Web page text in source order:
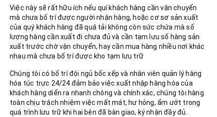
Việc này sẽ rất hữu ích nếu quí khách hàng cần vận chuyển
mà chưa bố trí được người nhận hàng, hoặc cơ sơ sản xuất
của quý khách hàng đã quá tải không còn sức chứa mà số
lượng hàng cần xuất đi chưa đủ và cần tạm lưu số hàng sản
xuất trước chờ vận chuyển, hay cần mua hàng nhiều nơi khác
nhau mà chưa bố trí được kho tạm lưu trữ
Chúng tôi có bố trí đội ngủ bốc xếp và nhân viên quản lý hàng
hóa túc trực 24/24 đảm bảo việc xuất nhập hàng hóa của
khách hàng diển ra nhanh chóng và chính xác, chúng tôi hàng
toàn chịu trách nhiệm việc mất mát, hư hỏng, ẩm ướt trong
quá trình lưu trữ khi hai bên đã bàn giao, ký nhận đầy đủ.